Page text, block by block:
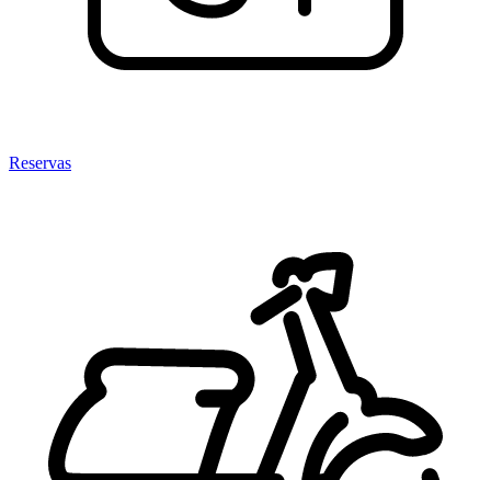
Reservas